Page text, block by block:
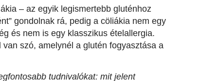
– az egyik legismertebb gluténhoz
gondolnak rá, pedig a cöliákia nem egy
és nem is egy klasszikus ételallergia.
szó, amelynél a glutén fogyasztása a
tudnivalókat: mit jelent